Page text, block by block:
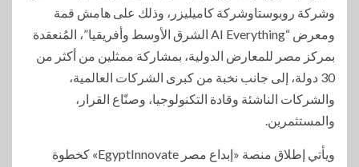
وشركة روبوستاوشركة كاميليزر، وذلك على هامش قمة
ومعرض “AI Everything الشرق الأوسط وأفريقيا”، المُنعقدة
بمركز مصر للمعارض الدولية، بمشاركة ممثلين من أكثر من
30 دولة، إلى جانب نخبة من كبرى الشركات العالمية،
والشركات الناشئة وقادة التكنولوجيا، وصنّاع القرار،
والمستثمرين.
ويأتي إطلاق منصة «إبداع مصر EgyptInnovate» كخطوة